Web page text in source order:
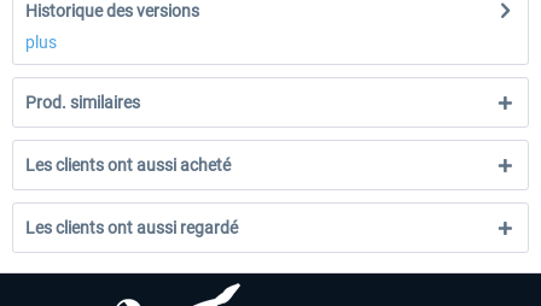
Historique des versions
plus
Prod. similaires
Les clients ont aussi acheté
Les clients ont aussi regardé